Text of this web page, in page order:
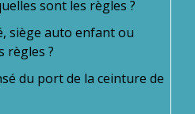
sont les règles ?
siège auto enfant ou
règles ?
du port de la ceinture de